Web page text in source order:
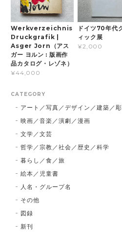
Werkverzeichnis
Druckgrafik |
Asger Jorn（アス
ガー ヨルン : 版画作
品カタログ・レゾネ）
¥44,000
ドイツ70年代
ィック展
¥2,000
CATEGORY
アート／写真／デザイン／建築／
映画／音楽／演劇／漫画
文学／文芸
哲学／宗教／社会／歴史／科学
暮らし／食／旅
絵本／児童書
人名・グループ名
その他
図録
新刊